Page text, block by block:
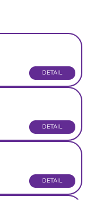
DETAIL
DETAIL
DETAIL